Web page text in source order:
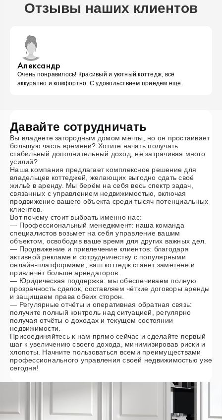
Отзывы наших клиентов
Александр
Очень понравилось! Красивый и уютный коттедж, всё
аккуратно и комфортно. С удовольствием приедем ещё.
Давайте сотрудничать
Вы владеете загородным домом мечты, но он простаивает
большую часть времени? Хотите начать получать
стабильный дополнительный доход, не затрачивая много
усилий?
Наша компания предлагает комплексное решение для
владельцев коттеджей, желающих выгодно сдать своё
жильё в аренду. Мы берём на себя весь спектр задач,
связанных с управлением недвижимостью, включая
продвижение вашего объекта среди тысяч потенциальных
клиентов.
Вот почему стоит выбрать именно нас:
— Профессиональный менеджмент: наша команда
специалистов возьмет на себя управление вашим
объектом, освободив ваше время для других важных дел.
— Продвижение и привлечение клиентов: благодаря
активной рекламе и сотрудничеству с популярными
онлайн-платформами, ваш коттедж станет заметнее и
привлечёт больше арендаторов.
— Юридическая поддержка: мы обеспечиваем полную
прозрачность сделок, составляем чёткие договоры аренды
и защищаем права обеих сторон.
— Регулярные отчёты и оперативная обратная связь:
получите полный контроль над ситуацией, регулярно
получая отчёты о доходах и текущем состоянии
недвижимости.
Присоединяйтесь к нам прямо сейчас и сделайте первый
шаг к увеличению своего дохода, минимизировав риски и
хлопоты. Начните пользоваться всеми преимуществами
профессионального управления своей недвижимостью уже
сегодня!